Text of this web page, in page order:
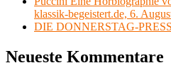
klassik-begeistert.de, 6.
DIE DONNERSTAG-
Neueste Kommentare